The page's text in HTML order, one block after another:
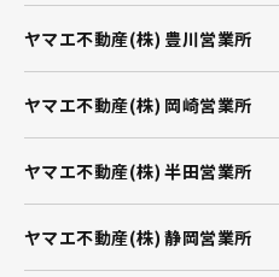
ヤマエ不動産(株) 静岡営業所
ヤマエ不動産(株) 豊川営業所
ヤマエ不動産(株) 岡崎営業所
ヤマエ不動産(株) 半田営業所